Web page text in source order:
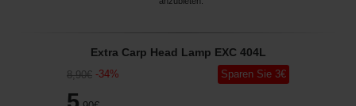
Extra Carp Head Lamp EXC 404L
8,90€ -34% Sparen Sie 3€